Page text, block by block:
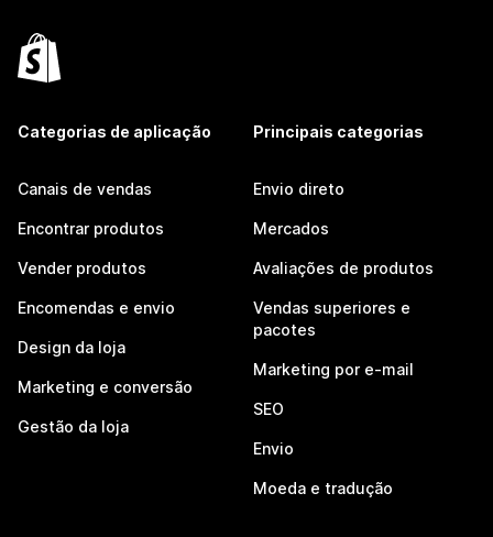
Categorias de aplicação
Canais de vendas
Encontrar produtos
Vender produtos
Encomendas e envio
Design da loja
Marketing e conversão
Gestão da loja
Principais categorias
Envio direto
Mercados
Avaliações de produtos
Vendas superiores e
pacotes
Marketing por e-mail
SEO
Envio
Moeda e tradução